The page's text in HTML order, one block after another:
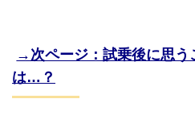
→次ページ：試乗後に思う
は…？